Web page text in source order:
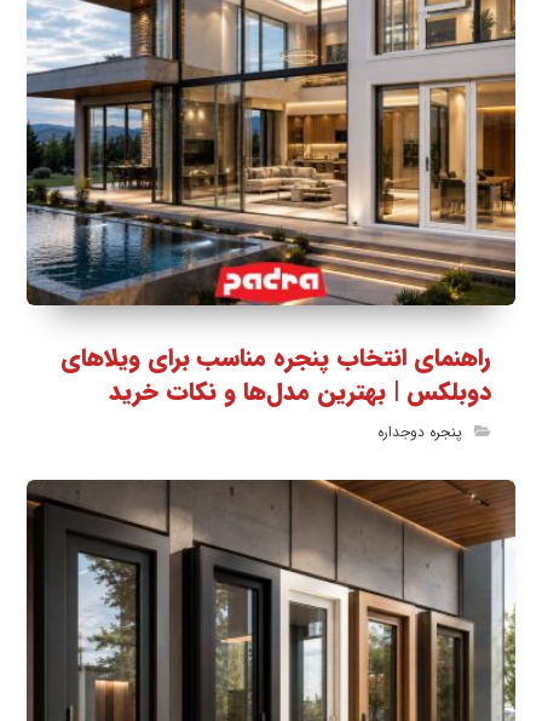
راهنمای انتخاب پنجره مناسب برای ویلاهای
دوبلکس | بهترین مدل‌ها و نکات خرید
پنجره دوجداره